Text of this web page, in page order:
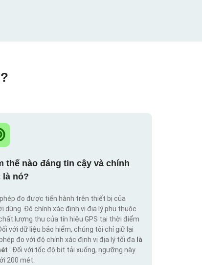
thế nào đáng tin cậy và chính
là nó?
đo được tiến hành trên thiết bị của
dùng. Độ chính xác định vị địa lý phụ thuộc
lượng thu của tín hiệu GPS tại thời điểm
với dữ liệu bảo hiểm, chúng tôi chỉ giữ lại
đo với độ chính xác định vị địa lý tối đa là
. Đối với tốc độ bit tải xuống, ngưỡng này
200 mét.